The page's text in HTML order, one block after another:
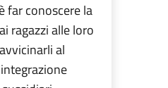
far conoscere la
ragazzi alle loro
al